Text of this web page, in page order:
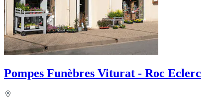
Pompes Funèbres Viturat - Roc Eclerc